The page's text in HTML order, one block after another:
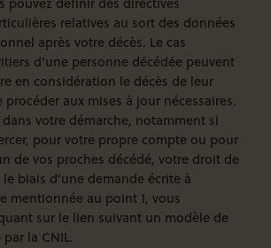
relatives au sort des données
après votre décès. Le cas
d’une personne décédée peuvent
en considération le décès de leur
aux mises à jour nécessaires.
votre démarche, notamment si
pour votre propre compte ou pour
de vos proches décédé, votre droit de
biais d’une demande écrite à
mentionnée au point 1, vous
sur le lien suivant un modèle de
la CNIL.